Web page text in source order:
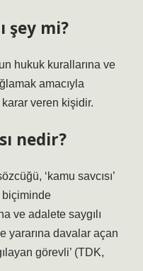
şey mi?
hukuk kurallarına ve
amacıyla
karar veren kişidir.
nedir?
‘kamu savcısı’
biçiminde
ve adalete saygılı
yararına davalar açan
görevli’ (TDK,